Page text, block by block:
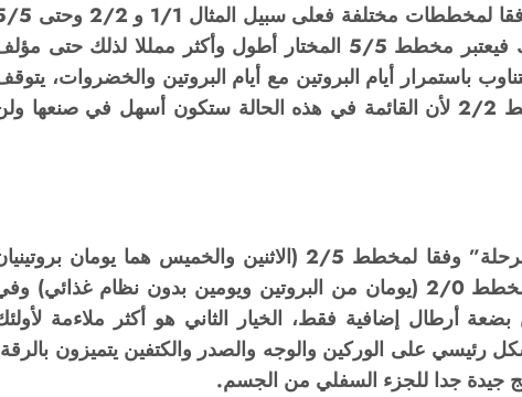
يمكنك تبديل المنتجات خلال مرحلة “الرحلة” وفقا لمخططات مختلفة فعلى
وهذا عمليا لا يؤثر على النتيجة النهائية ومع ذلك فيعتبر مخطط 5/5 المختار أطول وأكثر ممللا لذلك حتى
يوصي أتباعه باختيار مخطط 1/1 بالتناوب باستمرار أيام البروتين مع أيام البروتين والخضروات،
بعض الأشخاص الذين يفقدون الوزن عند مخطط 2/2 لأن القائمة في هذه الحالة ستكون أسهل في صنعها
يقترح دوكان أيضا فقدان الوزن في مرحلة “الرحلة” وفقا لمخطط 2/5 (الاثنين والخميس هما يومان
والباقي عبارة عن خضروات بروتينية) ووفقا لمخطط 2/0 (يومان من البروتين ويومين بدون نظام غذائي)
أرطال إضافية فقط، الخيار الثاني هو أكثر ملاءمة
على الوركين والوجه والصدر والكتفين يتميزون